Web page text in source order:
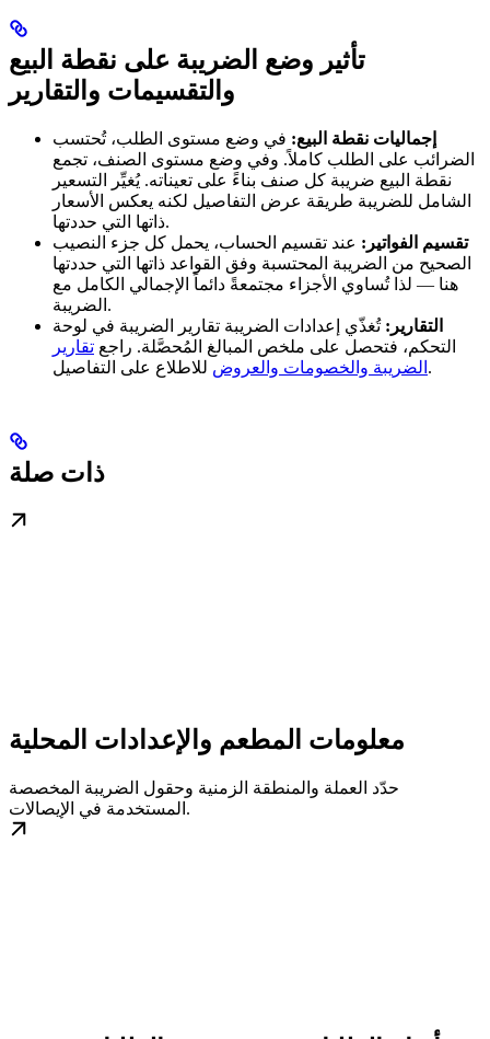
تأثير وضع الضريبة على نقطة البيع
والتقسيمات والتقارير
إجماليات نقطة البيع: في وضع مستوى الطلب، تُحتسب
الضرائب على الطلب كاملاً. وفي وضع مستوى الصنف، تجمع
نقطة البيع ضريبة كل صنف بناءً على تعيناته. يُغيِّر التسعير
الشامل للضريبة طريقة عرض التفاصيل لكنه يعكس الأسعار
ذاتها التي حددتها.
تقسيم الفواتير: عند تقسيم الحساب، يحمل كل جزء النصيب
الصحيح من الضريبة المحتسبة وفق القواعد ذاتها التي حددتها
هنا — لذا تُساوي الأجزاء مجتمعةً دائماً الإجمالي الكامل مع
الضريبة.
التقارير: تُغذّي إعدادات الضريبة تقارير الضريبة في لوحة
التحكم، فتحصل على ملخص المبالغ المُحصَّلة. راجع تقارير
الضريبة والخصومات والعروض للاطلاع على التفاصيل.
ذات صلة
معلومات المطعم والإعدادات المحلية
حدّد العملة والمنطقة الزمنية وحقول الضريبة المخصصة
المستخدمة في الإيصالات.